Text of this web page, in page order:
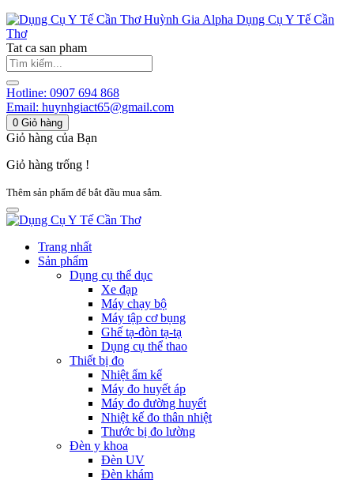
Huỳnh Gia Alpha Dụng Cụ Y Tế Cần
Thơ
Tat ca san pham
Hotline: 0907 694 868
Email: huynhgiact65@gmail.com
0 Giỏ hàng
Giỏ hàng của Bạn
Giỏ hàng trống !
Thêm sản phẩm để bắt đầu mua sắm.
Trang nhất
Sản phẩm
Dụng cụ thể dục
Xe đạp
Máy chạy bộ
Máy tập cơ bụng
Ghế tạ-đòn tạ-tạ
Dụng cụ thể thao
Thiết bị đo
Nhiệt ẩm kế
Máy đo huyết áp
Máy đo đường huyết
Nhiệt kế đo thân nhiệt
Thước bị đo lường
Đèn y khoa
Đèn UV
Đèn khám